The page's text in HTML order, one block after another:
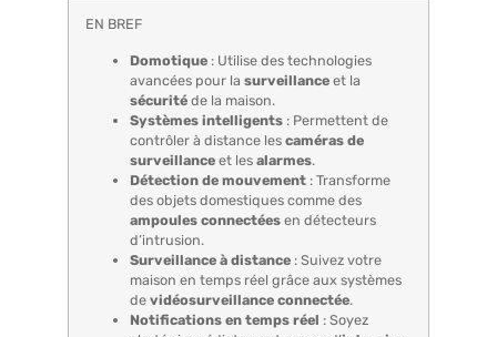
EN BREF
Domotique : Utilise des technologies
avancées pour la surveillance et la
sécurité de la maison.
Systèmes intelligents : Permettent de
contrôler à distance les caméras de
surveillance et les alarmes.
Détection de mouvement : Transforme
des objets domestiques comme des
ampoules connectées en détecteurs
d’intrusion.
Surveillance à distance : Suivez votre
maison en temps réel grâce aux systèmes
de vidéosurveillance connectée.
Notifications en temps réel : Soyez